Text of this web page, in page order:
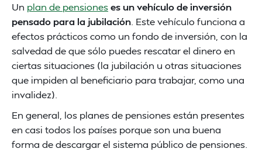
Un plan de pensioneses un vehículo de inversión
pensado para la jubilación . Este vehículo funciona a
efectos prácticos como un fondo de inversión, con la
salvedad de que sólo puedes rescatar el dinero en
ciertas situaciones (la jubilación u otras situaciones
que impiden al beneficiario para trabajar, como una
invalidez).
En general, los planes de pensiones están presentes
en casi todos los países porque son una buena
forma de descargar el sistema público de pensiones.